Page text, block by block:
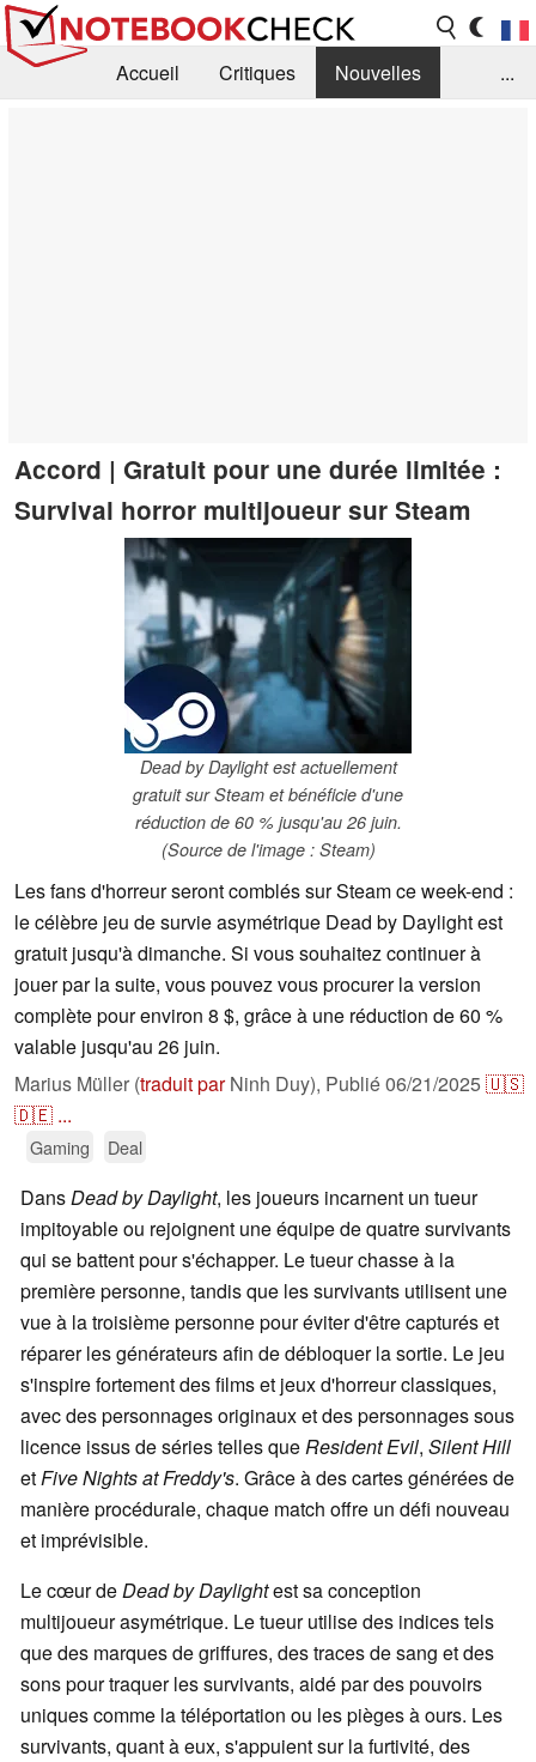
Accueil Critiques
Nouvelles
...
Accord | Gratuit pour une durée limitée :
Survival horror multijoueur sur Steam
Dead by Daylight est actuellement
gratuit sur Steam et bénéficie d'une
réduction de 60 % jusqu'au 26 juin.
(Source de l'image : Steam)
Les fans d'horreur seront comblés sur Steam ce week-end :
le célèbre jeu de survie asymétrique Dead by Daylight est
gratuit jusqu'à dimanche. Si vous souhaitez continuer à
jouer par la suite, vous pouvez vous procurer la version
complète pour environ 8 $, grâce à une réduction de 60 %
valable jusqu'au 26 juin.
Marius Müller (traduit parNinh Duy), Publié06/21/2025🇺🇸
🇩🇪 ...
Gaming Deal
DansDead by Daylight, les joueurs incarnent un tueur
impitoyable ou rejoignent une équipe de quatre survivants
qui se battent pour s'échapper. Le tueur chasse à la
première personne, tandis que les survivants utilisent une
vue à la troisième personne pour éviter d'être capturés et
réparer les générateurs afin de débloquer la sortie. Le jeu
s'inspire fortement des films et jeux d'horreur classiques,
avec des personnages originaux et des personnages sous
licence issus de séries telles queResident Evil, Silent Hill
etFive Nights at Freddy's. Grâce à des cartes générées de
manière procédurale, chaque match offre un défi nouveau
et imprévisible.
Le cœur deDead by Daylightest sa conception
multijoueur asymétrique. Le tueur utilise des indices tels
que des marques de griffures, des traces de sang et des
sons pour traquer les survivants, aidé par des pouvoirs
uniques comme la téléportation ou les pièges à ours. Les
survivants, quant à eux, s'appuient sur la furtivité, des